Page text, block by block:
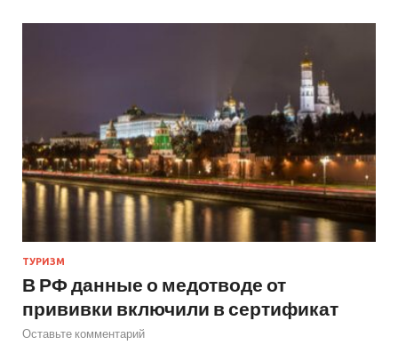
ТУРИЗМ
В РФ данные о медотводе от
прививки включили в сертификат
Оставьте комментарий